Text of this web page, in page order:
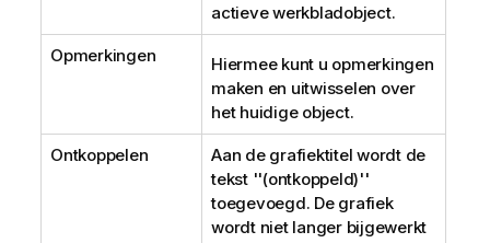
actieve werkbladobject.
Opmerkingen
Hiermee kunt u opmerkingen
maken en uitwisselen over
het huidige object.
Ontkoppelen
Aan de grafiektitel wordt de
tekst ''(ontkoppeld)''
toegevoegd. De grafiek
wordt niet langer bijgewerkt